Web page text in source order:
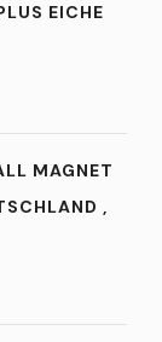
EICHE
MAGNET
,